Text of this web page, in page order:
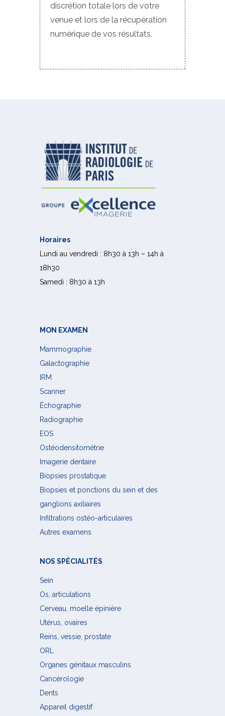
discrétion totale lors de votre
venue et lors de la récupération
numérique de vos résultats.
Horaires
Lundi au vendredi : 8h30 à 13h – 14h à
18h30
Samedi : 8h30 à 13h
MON EXAMEN
Mammographie
Galactographie
IRM
Scanner
Échographie
Radiographie
EOS
Ostéodensitométrie
Imagerie dentaire
Biopsies prostatique
Biopsies et ponctions du sein et des
ganglions axiliaires
Infiltrations ostéo-articulaires
Autres examens
NOS SPÉCIALITÉS
Sein
Os, articulations
Cerveau, moelle épinière
Utérus, ovaires
Reins, vessie, prostate
ORL
Organes génitaux masculins
Cancérologie
Dents
Appareil digestif